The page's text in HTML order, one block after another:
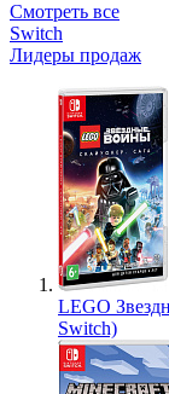
Смотреть все
Switch
Лидеры продаж
LEGO
Switch)